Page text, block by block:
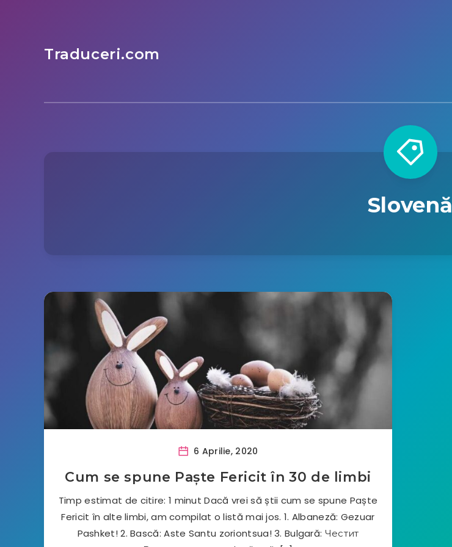
Traduceri.com
Slovenă
6 Aprilie, 2020
Cum se spune Paște Fericit în 30 de limbi
Timp estimat de citire: 1 minut Dacă vrei să știi cum se spune Paște
Fericit în alte limbi, am compilat o listă mai jos. 1. Albaneză: Gezuar
Pashket! 2. Bască: Aste Santu zoriontsua! 3. Bulgară: Честит